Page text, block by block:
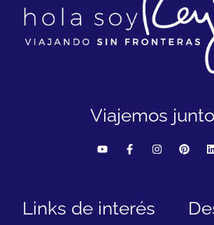
Viajemos
Links de interés